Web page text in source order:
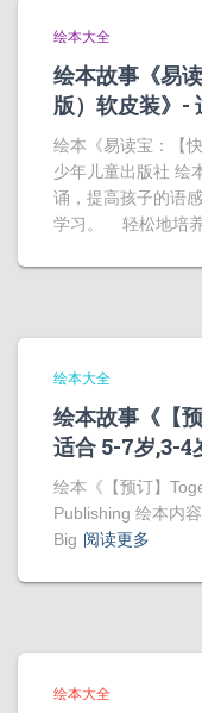
绘本大全
绘本故事《易
版）软皮装》-
绘本《易读宝：【
少年儿童出版社 绘
诵，提高孩子的语
学习。 轻松地培
绘本大全
绘本故事《【
适合 5-7岁,3-4
绘本《【预订】
Publishing 绘本内
Big 阅读更多
绘本大全